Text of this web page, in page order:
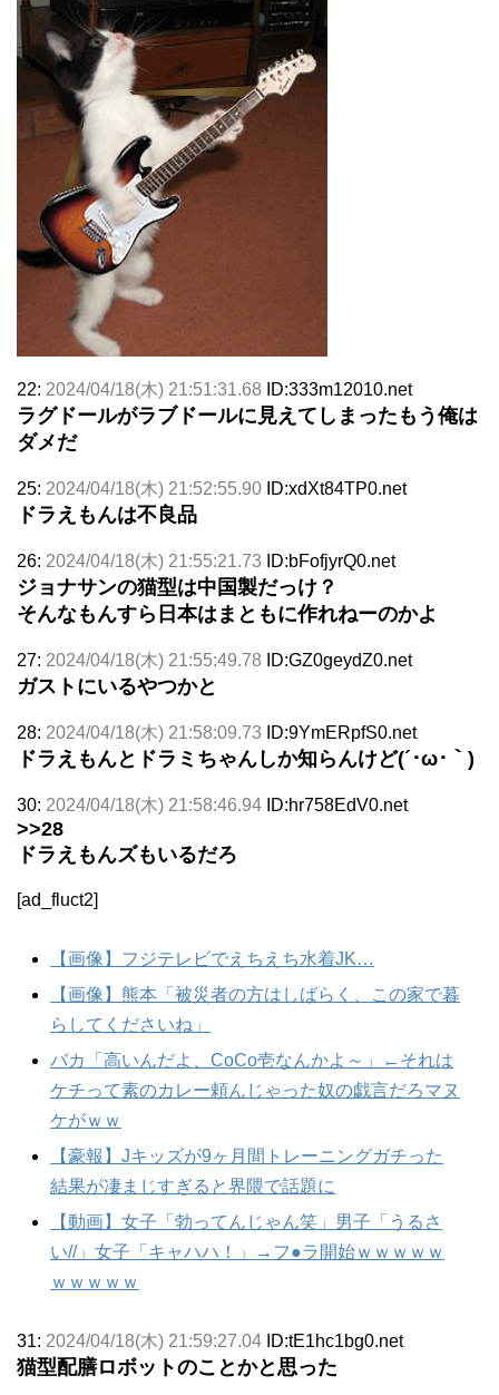
22: 2024/04/18(木) 21:51:31.68 ID:333m12010.net
ラグドールがラブドールに見えてしまったもう俺は
ダメだ
25: 2024/04/18(木) 21:52:55.90 ID:xdXt84TP0.net
ドラえもんは不良品
26: 2024/04/18(木) 21:55:21.73 ID:bFofjyrQ0.net
ジョナサンの猫型は中国製だっけ？
そんなもんすら日本はまともに作れねーのかよ
27: 2024/04/18(木) 21:55:49.78 ID:GZ0geydZ0.net
ガストにいるやつかと
28: 2024/04/18(木) 21:58:09.73 ID:9YmERpfS0.net
ドラえもんとドラミちゃんしか知らんけど(´･ω･｀)
30: 2024/04/18(木) 21:58:46.94 ID:hr758EdV0.net
>>28
ドラえもんズもいるだろ
[ad_fluct2]
【画像】フジテレビでえちえち水着JK…
【画像】熊本「被災者の方はしばらく、この家で暮
らしてくださいね」
バカ「高いんだよ、CoCo壱なんかよ～」←それは
ケチって素のカレー頼んじゃった奴の戯言だろマヌ
ケがｗｗ
【豪報】Jキッズが9ヶ月間トレーニングガチった
結果が凄まじすぎると界隈で話題に
【動画】女子「勃ってんじゃん笑」男子「うるさ
い//」女子「キャハハ！」→フ●ラ開始ｗｗｗｗｗ
ｗｗｗｗｗ
31: 2024/04/18(木) 21:59:27.04 ID:tE1hc1bg0.net
猫型配膳ロボットのことかと思った